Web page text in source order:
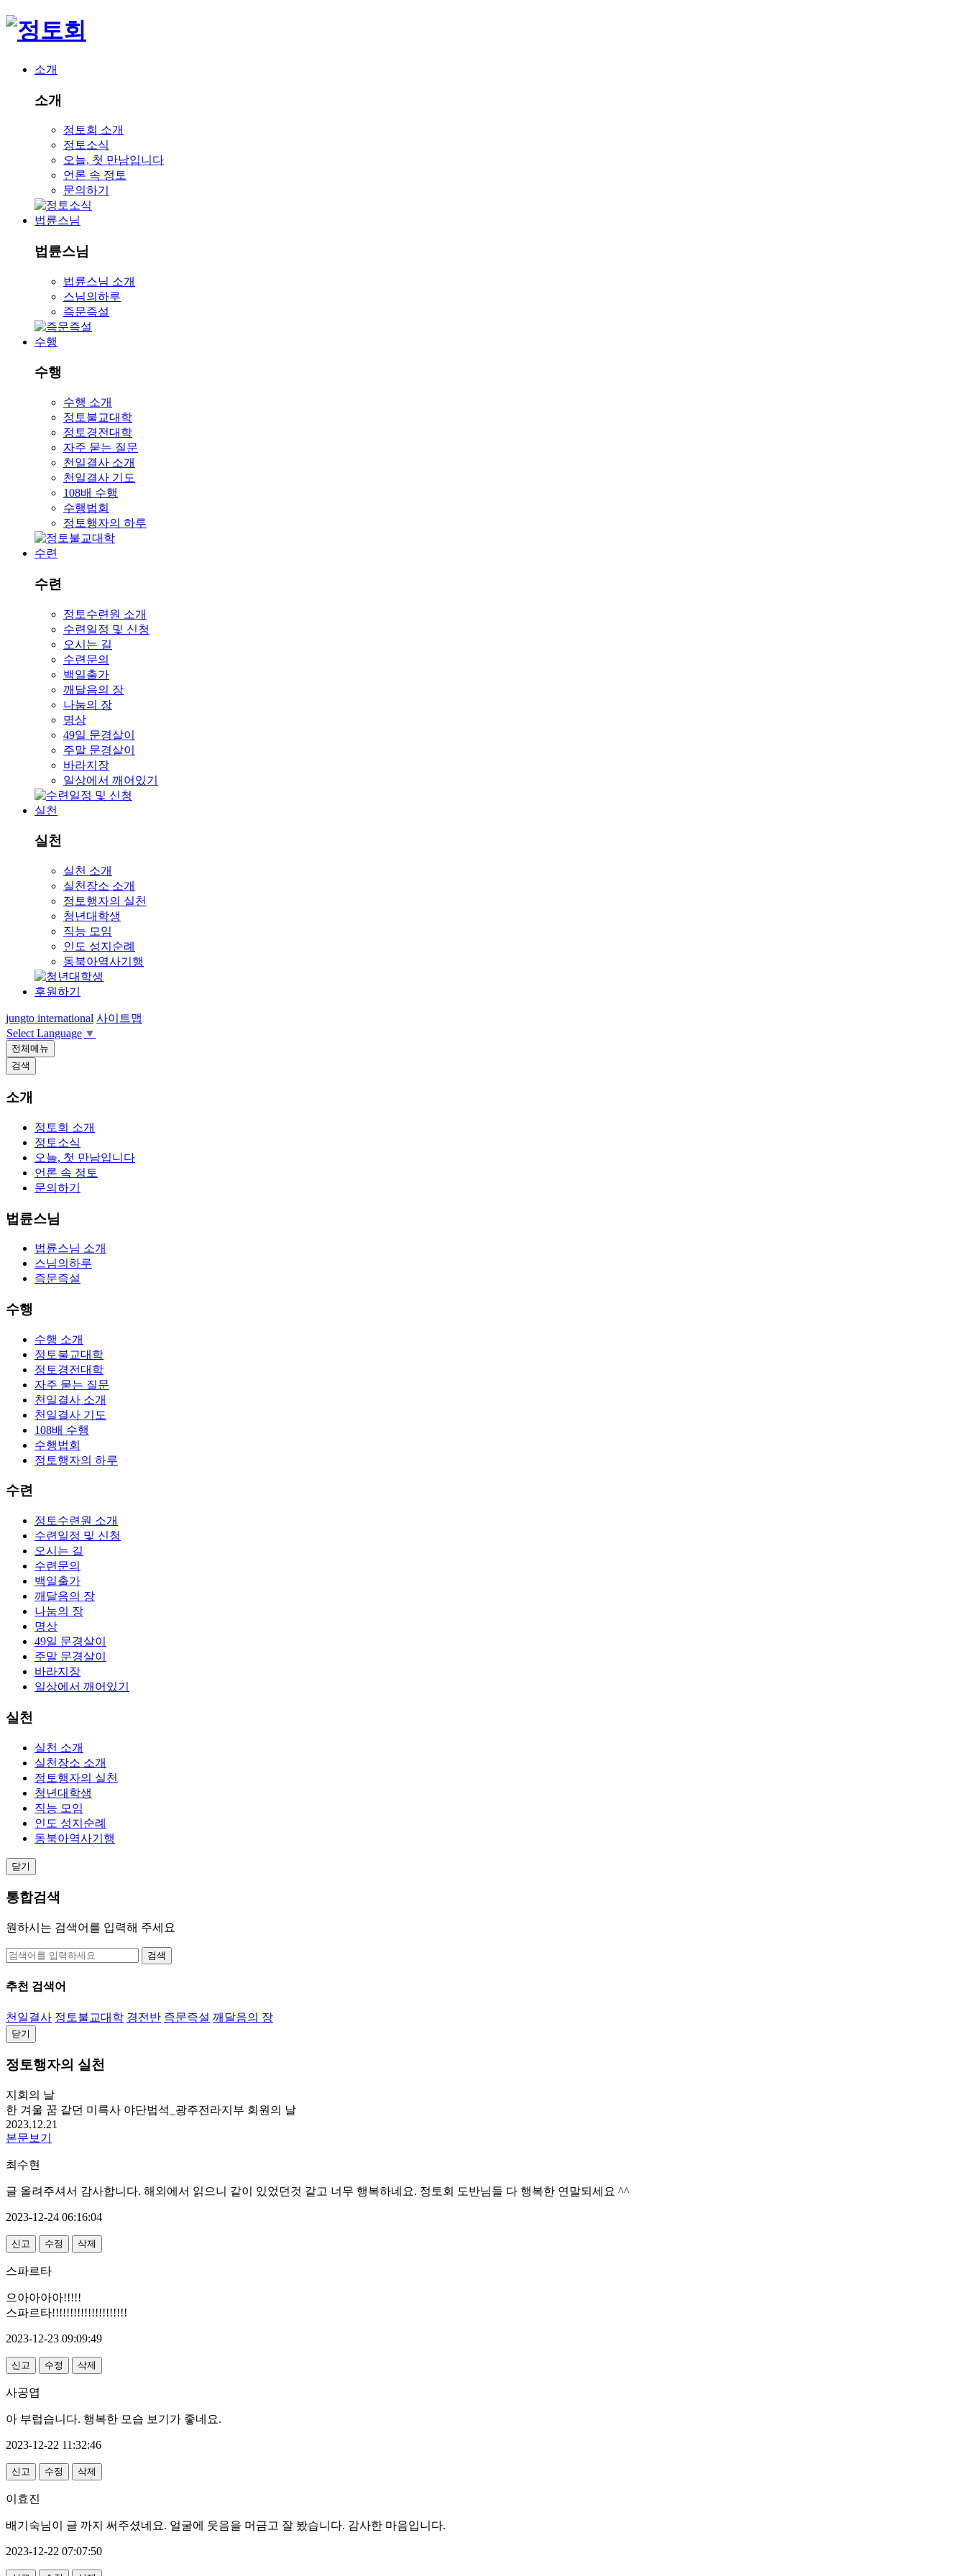
소개
소개
정토회 소개
정토소식
오늘, 첫 만남입니다
언론 속 정토
문의하기
법륜스님
법륜스님
법륜스님 소개
스님의하루
즉문즉설
수행
수행
수행 소개
정토불교대학
정토경전대학
자주 묻는 질문
천일결사 소개
천일결사 기도
108배 수행
수행법회
정토행자의 하루
수련
수련
정토수련원 소개
수련일정 및 신청
오시는 길
수련문의
백일출가
깨달음의 장
나눔의 장
명상
49일 문경살이
주말 문경살이
바라지장
일상에서 깨어있기
실천
실천
실천 소개
실천장소 소개
정토행자의 실천
청년대학생
직능 모임
인도 성지순례
동북아역사기행
후원하기
jungto international 사이트맵
Select Language ▼
전체메뉴
검색
소개
정토회 소개
정토소식
오늘, 첫 만남입니다
언론 속 정토
문의하기
법륜스님
법륜스님 소개
스님의하루
즉문즉설
수행
수행 소개
정토불교대학
정토경전대학
자주 묻는 질문
천일결사 소개
천일결사 기도
108배 수행
수행법회
정토행자의 하루
수련
정토수련원 소개
수련일정 및 신청
오시는 길
수련문의
백일출가
깨달음의 장
나눔의 장
명상
49일 문경살이
주말 문경살이
바라지장
일상에서 깨어있기
실천
실천 소개
실천장소 소개
정토행자의 실천
청년대학생
직능 모임
인도 성지순례
동북아역사기행
닫기
통합검색
원하시는 검색어를 입력해 주세요
검색
추천 검색어
천일결사 정토불교대학 경전반 즉문즉설 깨달음의 장
닫기
정토행자의 실천
지회의 날
한 겨울 꿈 같던 미륵사 야단법석_광주전라지부 회원의 날
2023.12.21
본문보기
최수현
글 올려주셔서 감사합니다. 해외에서 읽으니 같이 있었던것 같고 너무 행복하네요. 정토회 도반님들 다 행복한 연말되세요 ^^
2023-12-24 06:16:04
신고 수정 삭제
스파르타
으아아아아!!!!!
스파르타!!!!!!!!!!!!!!!!!!!!!
2023-12-23 09:09:49
신고 수정 삭제
사공엽
아 부럽습니다. 행복한 모습 보기가 좋네요.
2023-12-22 11:32:46
신고 수정 삭제
이효진
배기숙님이 글 까지 써주셨네요. 얼굴에 웃음을 머금고 잘 봤습니다. 감사한 마음입니다.
2023-12-22 07:07:50